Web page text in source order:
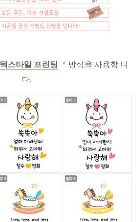
텍스타일 프린팅 " 방식을 사용합 니
다.